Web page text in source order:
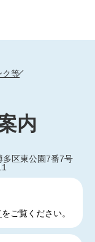
ク等
内
多区東公園7番7号
をご覧ください。